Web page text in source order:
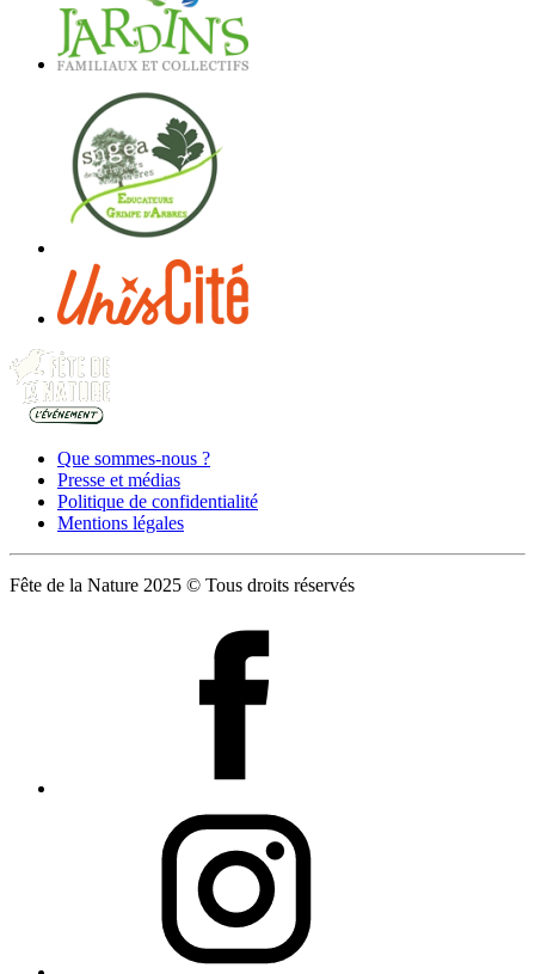
Que sommes-nous ?
Presse et médias
Politique de confidentialité
Mentions légales
Fête de la Nature 2025 © Tous droits réservés